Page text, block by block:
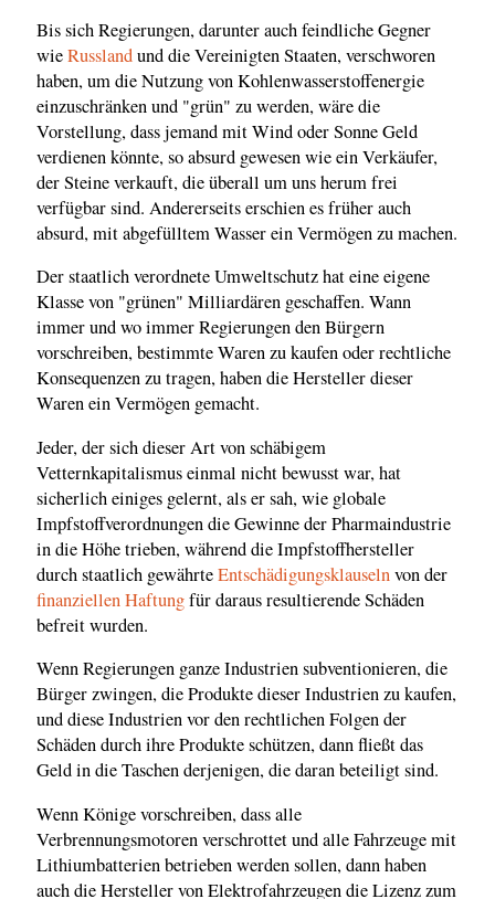
Bis sich Regierungen, darunter auch feindliche Gegner
wieRusslandund die Vereinigten Staaten, verschworen
haben, um die Nutzung von Kohlenwasserstoffenergie
einzuschränken und "grün" zu werden, wäre die
Vorstellung, dass jemand mit Wind oder Sonne Geld
verdienen könnte, so absurd gewesen wie ein Verkäufer,
der Steine verkauft, die überall um uns herum frei
verfügbar sind. Andererseits erschien es früher auch
absurd, mit abgefülltem Wasser ein Vermögen zu machen.
Der staatlich verordnete Umweltschutz hat eine eigene
Klasse von "grünen" Milliardären geschaffen. Wann
immer und wo immer Regierungen den Bürgern
vorschreiben, bestimmte Waren zu kaufen oder rechtliche
Konsequenzen zu tragen, haben die Hersteller dieser
Waren ein Vermögen gemacht.
Jeder, der sich dieser Art von schäbigem
Vetternkapitalismus einmal nicht bewusst war, hat
sicherlich einiges gelernt, als er sah, wie globale
Impfstoffverordnungen die Gewinne der Pharmaindustrie
in die Höhe trieben, während die Impfstoffhersteller
durch staatlich gewährteEntschädigungsklauselnvon der
finanziellen Haftungfür daraus resultierende Schäden
befreit wurden.
Wenn Regierungen ganze Industrien subventionieren, die
Bürger zwingen, die Produkte dieser Industrien zu kaufen,
und diese Industrien vor den rechtlichen Folgen der
Schäden durch ihre Produkte schützen, dann fließt das
Geld in die Taschen derjenigen, die daran beteiligt sind.
Wenn Könige vorschreiben, dass alle
Verbrennungsmotoren verschrottet und alle Fahrzeuge mit
Lithiumbatterien betrieben werden sollen, dann haben
auch die Hersteller von Elektrofahrzeugen die Lizenz zum